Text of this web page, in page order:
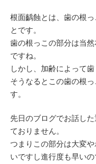
根面齲蝕とは、歯の根
とです。
歯の根っこの部分は当
ですね。
しかし、加齢によって
そうなるとこの歯の根
す。
先日のブログでお話し
ておりません。
つまりこの部分は大変
いですし進行度も早いの